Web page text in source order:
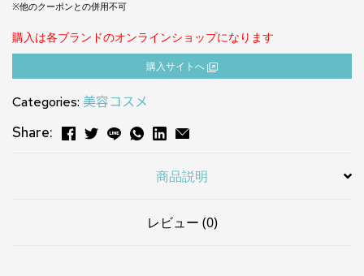
※他のクーポンとの併用不可
購入は各ブランドのオンラインショップになります
購⼊サイトへ
Categories: 美容コスメ
Share:
商品説明
レビュー (0)